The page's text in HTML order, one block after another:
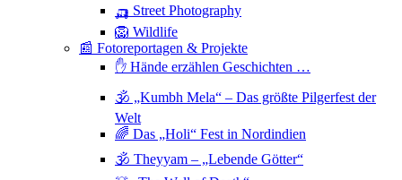
🛺 Street Photography
🦁 Wildlife
📰 Fotoreportagen & Projekte
✋ Hände erzählen Geschichten …
🕉 „Kumbh Mela“ – Das größte Pilgerfest der
Welt
🌈 Das „Holi“ Fest in Nordindien
🕉 Theyyam – „Lebende Götter“